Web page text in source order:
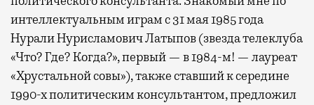
интеллектуальным играм с 31 мая 1985 года
Нурали Нурисламович Латыпов (звезда телеклуба
«Что? Где? Когда?», первый — в 1984-м! — лауреат
«Хрустальной совы»), также ставший к середине
1990-х политическим консультантом, предложил